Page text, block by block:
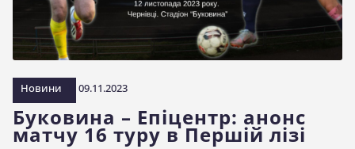
Новини 09.11.2023
Буковина – Епіцентр: анонс
матчу 16 туру в Першій лізі